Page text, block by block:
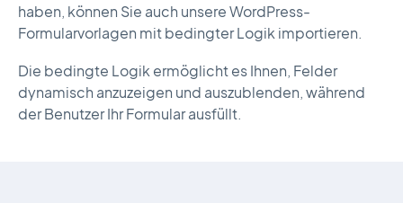
haben, können Sie auch unsere WordPress-
Formularvorlagen mit bedingter Logik importieren.
Die bedingte Logik ermöglicht es Ihnen, Felder
dynamisch anzuzeigen und auszublenden, während
der Benutzer Ihr Formular ausfüllt.